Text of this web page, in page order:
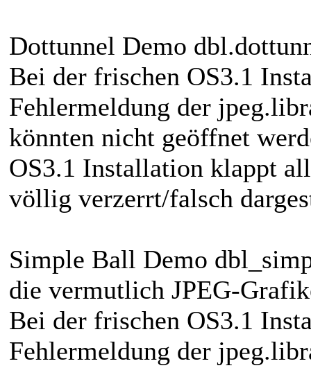
Dottunnel Demo
Bei der frischen OS3.1
Fehlermeldung der
könnten nicht geöffnet
OS3.1 Installation klappt
völlig verzerrt/falsch
Simple Ball Demo
die vermutlich JPEG-
Bei der frischen OS3.1
Fehlermeldung der